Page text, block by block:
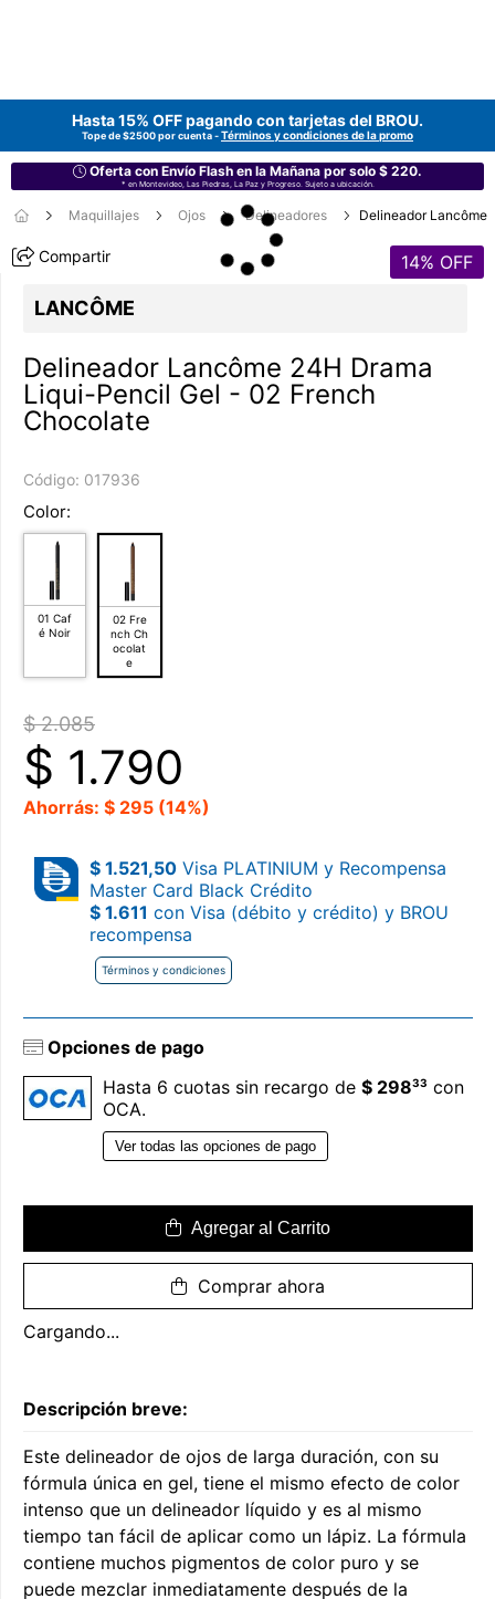
Hasta 15% OFF pagando con tarjetas del BROU.
Tope de $2500 por cuenta -Términos y condiciones de la promo
Oferta con Envío Flash en la Mañana por solo $ 220.
* en Montevideo, Las Piedras, La Paz y Progreso. Sujeto a ubicación.
Maquillajes Ojos Delineadores Delineador Lancôme
Compartir 14% OFF
LANCÔME
Delineador Lancôme 24H Drama
Liqui-Pencil Gel - 02 French
Chocolate
Código: 017936
Color:
01 Caf
é Noir
02 Fre
nch Ch
ocolat
e
$ 2.085
$ 1.790
Ahorrás: $ 295 (14%)
$ 1.521,50 Visa PLATINIUM y Recompensa
Master Card Black Crédito
$ 1.611 con Visa (débito y crédito) y BROU
recompensa
Términos y condiciones
Opciones de pago
Hasta 6 cuotas sin recargo de $ 29833 con
OCA.
Ver todas las opciones de pago
Agregar al Carrito
Comprar ahora
Cargando...
Descripción breve:
Este delineador de ojos de larga duración, con su
fórmula única en gel, tiene el mismo efecto de color
intenso que un delineador líquido y es al mismo
tiempo tan fácil de aplicar como un lápiz. La fórmula
contiene muchos pigmentos de color puro y se
puede mezclar inmediatamente después de la